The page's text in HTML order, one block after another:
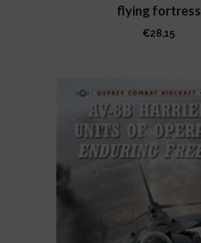
flying fortress
€28,15